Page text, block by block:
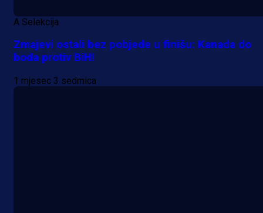
A Selekcija
Zmajevi ostali bez pobjede u finišu: Kanada do
boda protiv BiH!
1 mjesec 3 sedmica